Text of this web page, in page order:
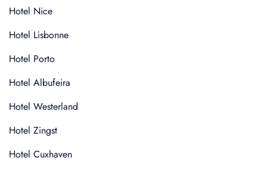
Hotel Nice
Hotel Lisbonne
Hotel Porto
Hotel Albufeira
Hotel Westerland
Hotel Zingst
Hotel Cuxhaven